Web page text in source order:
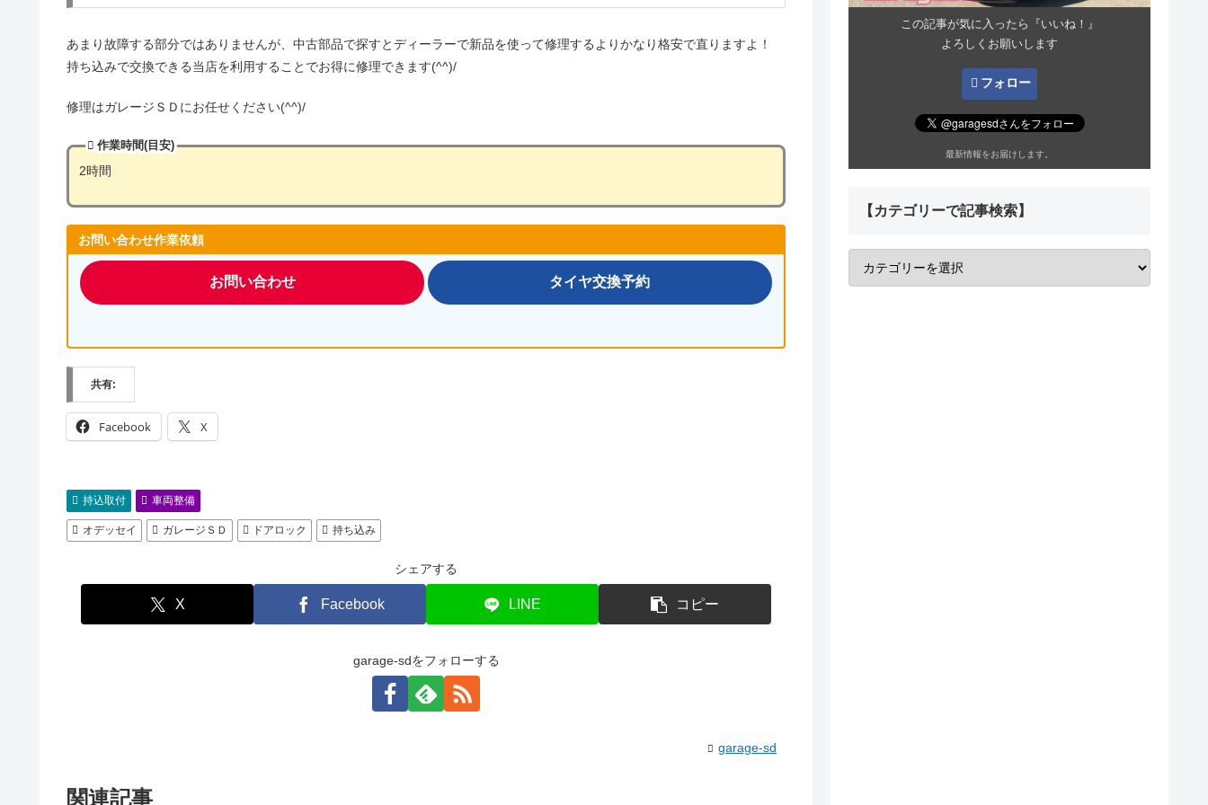
あまり故障する部分ではありませんが、中古部品で探すとディーラーで新品を使って修理するよりかなり格安で直りますよ！
持ち込みで交換できる当店を利用することでお得に修理できます(^^)/
修理はガレージＳＤにお任せください(^^)/
作業時間(目安)
2時間
お問い合わせ作業依頼
お問い合わせ タイヤ交換予約
共有:
Facebook X
持込取付 車両整備
オデッセイ ガレージＳＤ ドアロック 持ち込み
シェアする
X Facebook LINE コピー
garage-sdをフォローする
garage-sd
関連記事
この記事が気に入ったら『いいね！』
よろしくお願いします
フォロー
最新情報をお届けします。
【カテゴリーで記事検索】